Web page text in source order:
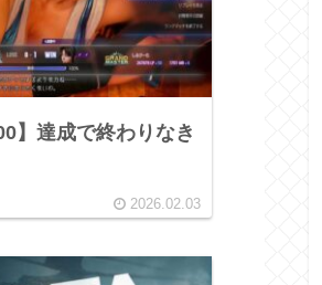
】達成で終わりなき
2026.02.03